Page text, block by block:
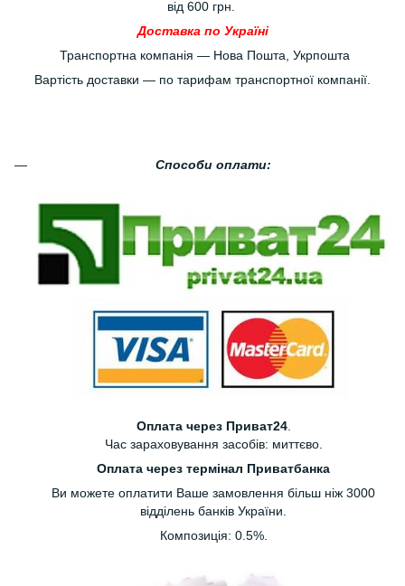
від 600 грн.
Доставка по Україні
Транспортна компанія — Нова Пошта, Укрпошта
Вартість доставки — по тарифам транспортної компанії.
Способи оплати:
Оплата через Приват24.
Час зараховування засобів: миттєво.
Оплата через термінал Приватбанка
Ви можете оплатити Ваше замовлення більш ніж 3000
відділень банків України.
Композиція: 0.5%.